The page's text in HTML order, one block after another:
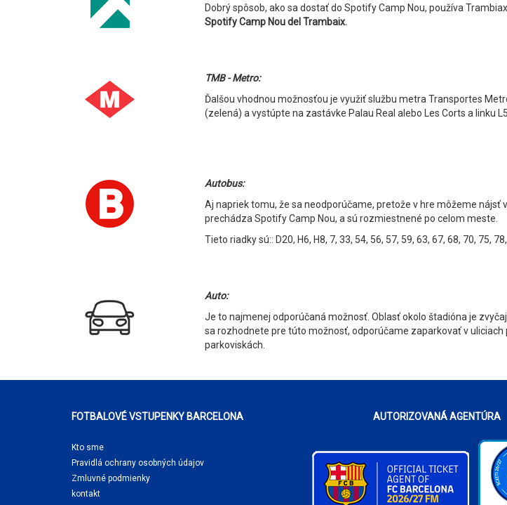
Dobrý spôsob, ako sa dostať do Spotify Camp Nou, používa
Spotify Camp Nou del Trambaix.
TMB - Metro:
Ďalšou vhodnou možnosťou je využiť službu metra Transportes
(zelená) a vystúpte na zastávke Palau Real alebo Les Corts a linku
Autobus:
Aj napriek tomu, že sa neodporúčame, pretože v hre môžeme
prechádza Spotify Camp Nou, a sú rozmiestnené po celom meste.
Tieto riadky sú:: D20, H6, H8, 7, 33, 54, 56, 57, 59, 63, 67, 68, 70, 75,
Auto:
Je to najmenej odporúčaná možnosť. Oblasť okolo štadióna je
sa rozhodnete pre túto možnosť, odporúčame zaparkovať v
parkoviskách.
FOTBALOVÉ VSTUPENKY BARCELONA
Kto sme
Pravidlá ochrany osobných údajov
Zmluvné podmienky
kontakt
AUTORIZOVANÁ AGENTÚRA